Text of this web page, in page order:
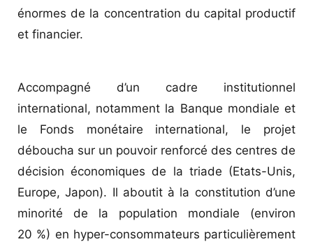
énormes de la concentration du capital productif
et financier.
Accompagné d’un cadre institutionnel
international, notamment la Banque mondiale et
le Fonds monétaire international, le projet
déboucha sur un pouvoir renforcé des centres de
décision économiques de la triade (Etats-Unis,
Europe, Japon). Il aboutit à la constitution d’une
minorité de la population mondiale (environ
20 %) en hyper-consommateurs particulièrement